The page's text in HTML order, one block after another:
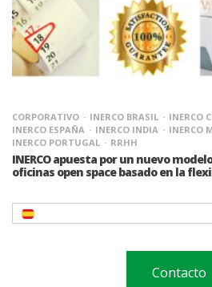
CORPORATIVO INERCO BRASIL INERCO
INERCO ESPAÑA
INERCO INDIA INERCO
INERCO PORTUGAL
RRHH
INERCO apuesta por un nuevo
oficinas open space basado en la
Contacto